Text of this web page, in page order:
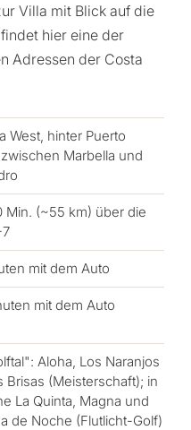
Villa mit Blick auf die
hier eine der
Adressen der Costa
West, hinter Puerto
Marbella und
Min. (~55 km) über die
mit dem Auto
mit dem Auto
Aloha, Los Naranjos
Brisas (Meisterschaft); in
La Quinta, Magna und
de Noche (Flutlicht-Golf)